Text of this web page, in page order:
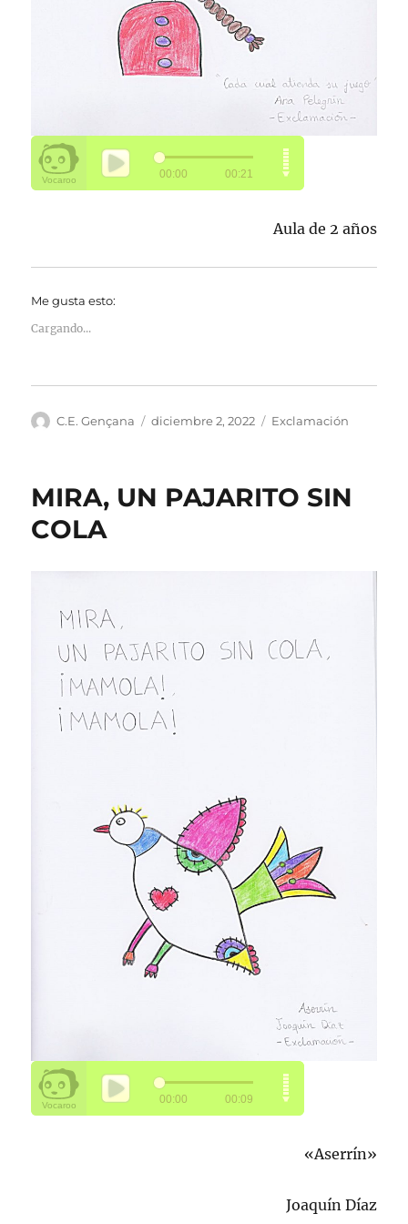
Aula de 2 años
Me gusta esto:
Cargando...
Autor
C.E. Gençana
Publicado
diciembre 2, 2022 Categorías
Exclamación
MIRA, UN PAJARITO SIN
COLA
«Aserrín»
Joaquín Díaz